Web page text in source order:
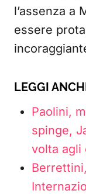
l’assenza a
essere
LEGGI
Paolini,
spinge,
volta agli